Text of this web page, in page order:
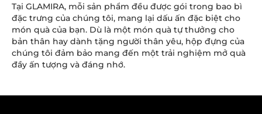
Tại GLAMIRA, mỗi sản phẩm đều được gói trong bao bì
đặc trưng của chúng tôi, mang lại dấu ấn đặc biệt cho
món quà của bạn. Dù là một món quà tự thưởng cho
bản thân hay dành tặng người thân yêu, hộp đựng của
chúng tôi đảm bảo mang đến một trải nghiệm mở quà
đầy ấn tượng và đáng nhớ.